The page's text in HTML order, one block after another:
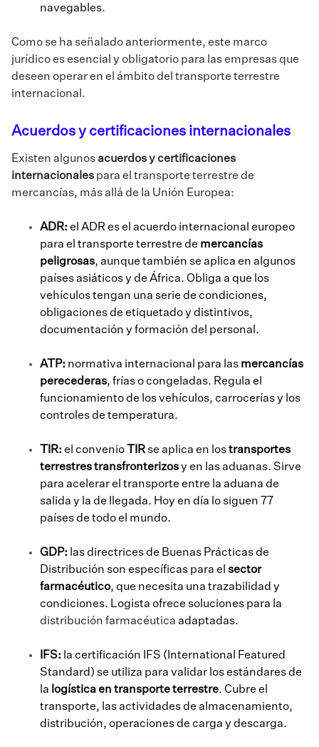
navegables.
Como se ha señalado anteriormente, este marco
jurídico es esencial y obligatorio para las empresas que
deseen operar en el ámbito del transporte terrestre
internacional.
Acuerdos y certificaciones internacionales
Existen algunosacuerdos y certificaciones
internacionales para el transporte terrestre de
mercancías, más allá de la Unión Europea:
ADR: el ADR es el acuerdo internacional europeo
para el transporte terrestre de mercancías
peligrosas, aunque también se aplica en algunos
países asiáticos y de África. Obliga a que los
vehículos tengan una serie de condiciones,
obligaciones de etiquetado y distintivos,
documentación y formación del personal.
ATP: normativa internacional para las mercancías
perecederas, frías o congeladas. Regula el
funcionamiento de los vehículos, carrocerías y los
controles de temperatura.
TIR: el convenio TIR se aplica en lostransportes
terrestres transfronterizosy en las aduanas. Sirve
para acelerar el transporte entre la aduana de
salida y la de llegada. Hoy en día lo siguen 77
países de todo el mundo.
GDP: las directrices de Buenas Prácticas de
Distribución son específicas para el sector
farmacéutico, que necesita una trazabilidad y
condiciones. Logista ofrece soluciones para la
distribución farmacéutica adaptadas.
IFS: la certificación IFS (International Featured
Standard) se utiliza para validar los estándares de
la logística en transporte terrestre. Cubre el
transporte, las actividades de almacenamiento,
distribución, operaciones de carga y descarga.